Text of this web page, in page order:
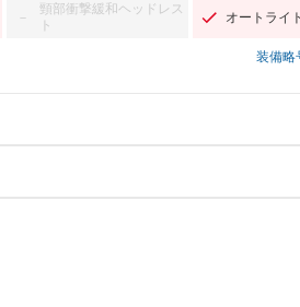
－
頸部衝撃緩和ヘッドレス
ト
オートライト
装備略